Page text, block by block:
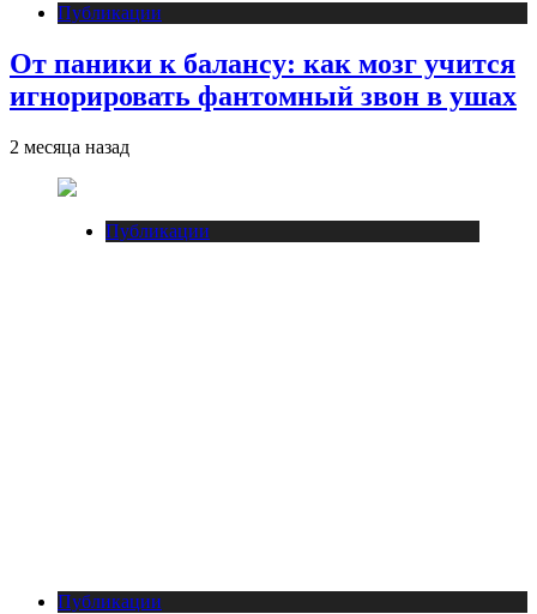
Публикации
От паники к балансу: как мозг учится
игнорировать фантомный звон в ушах
2 месяца назад
Публикации
Публикации